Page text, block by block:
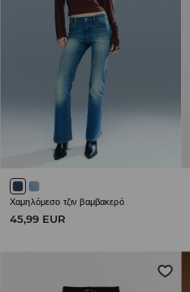
Χαμηλόμεσο τζιν βαμβακερό
45,99 EUR